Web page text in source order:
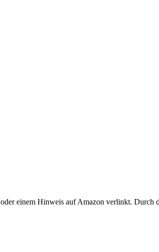
einem Hinweis auf Amazon verlinkt. Durch